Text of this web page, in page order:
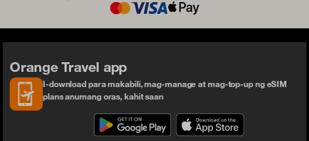
Orange Travel app
I-download para makabili, mag-manage at mag-top-up ng eSIM
plans anumang oras, kahit saan